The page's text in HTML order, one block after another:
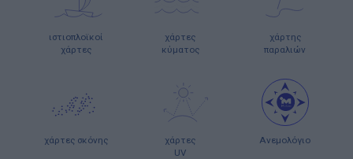
ιστιοπλοϊκοί
χάρτες
χάρτες
κύματος
χάρτης
παραλιών
χάρτες σκόνης
χάρτες
UV
Ανεμολόγιο